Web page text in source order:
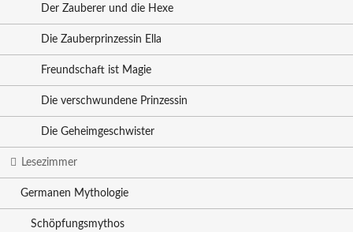
Der Zauberer und die Hexe
Die Zauberprinzessin Ella
Freundschaft ist Magie
Die verschwundene Prinzessin
Die Geheimgeschwister
Lesezimmer
Germanen Mythologie
Schöpfungsmythos